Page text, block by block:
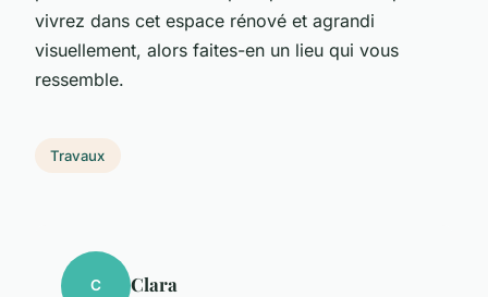
vivrez dans cet espace rénové et agrandi
visuellement, alors faites-en un lieu qui vous
ressemble.
Travaux
C Clara